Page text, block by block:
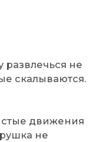
развлечься не
скалываются.
движения
не